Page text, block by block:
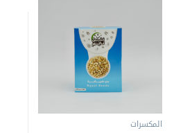
المكسرات